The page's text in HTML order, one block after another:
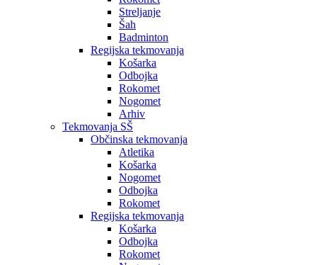
Streljanje
Šah
Badminton
Regijska tekmovanja
Košarka
Odbojka
Rokomet
Nogomet
Arhiv
Tekmovanja SŠ
Občinska tekmovanja
Atletika
Košarka
Nogomet
Odbojka
Rokomet
Regijska tekmovanja
Košarka
Odbojka
Rokomet